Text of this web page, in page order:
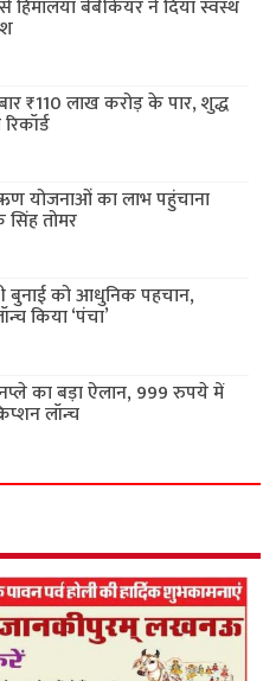
हिमालया बेबीकेयर ने दिया स्वस्थ
₹110 लाख करोड़ के पार, शुद्ध
योजनाओं का लाभ पहुंचाना
सिंह तोमर
बुनाई को आधुनिक पहचान,
किया ‘पंचा’
का बड़ा ऐलान, 999 रुपये में
लॉन्च